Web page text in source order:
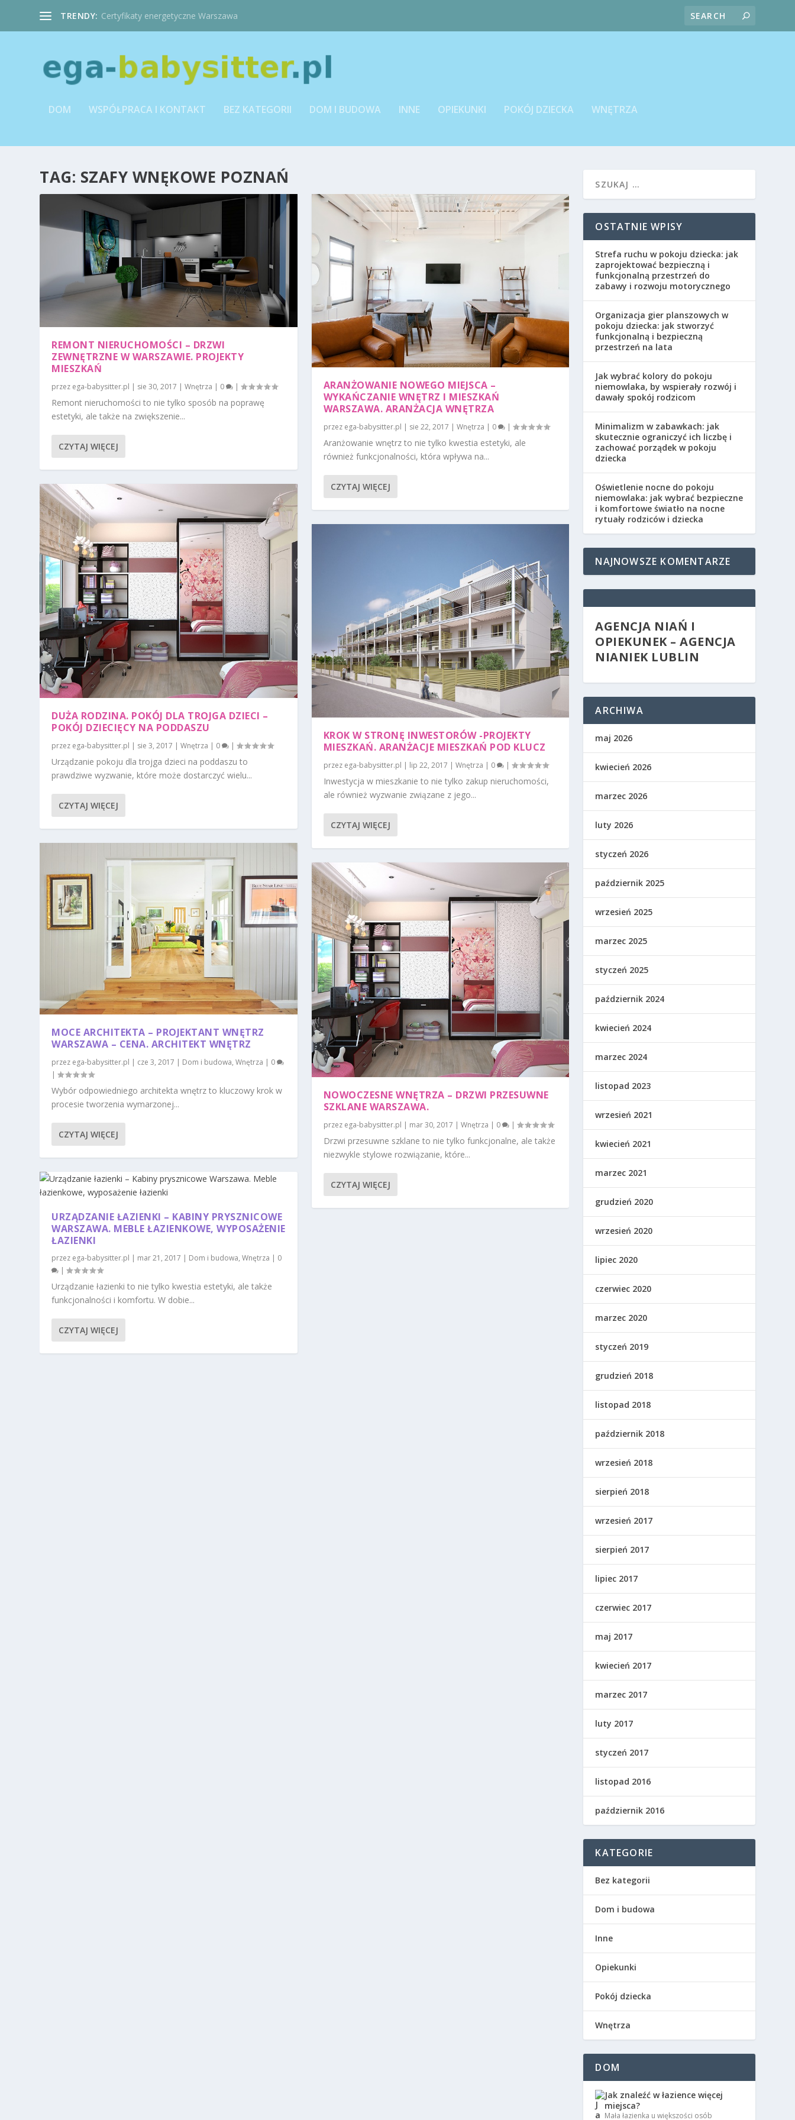
TRENDY: Certyfikaty energetyczne Warszawa
DOM WSPÓŁPRACA I KONTAKT BEZ KATEGORII DOM I BUDOWA INNE OPIEKUNKI POKÓJ DZIECKA WNĘTRZA
TAG: SZAFY WNĘKOWE POZNAŃ
REMONT NIERUCHOMOŚCI – DRZWI
ZEWNĘTRZNE W WARSZAWIE. PROJEKTY
MIESZKAŃ
przez ega-babysitter.pl | sie 30, 2017 |Wnętrza | 0 |
Remont nieruchomości to nie tylko sposób na poprawę
estetyki, ale także na zwiększenie...
CZYTAJ WIĘCEJ
DUŻA RODZINA. POKÓJ DLA TROJGA DZIECI –
POKÓJ DZIECIĘCY NA PODDASZU
przez ega-babysitter.pl | sie 3, 2017 |Wnętrza | 0 |
Urządzanie pokoju dla trojga dzieci na poddaszu to
prawdziwe wyzwanie, które może dostarczyć wielu...
CZYTAJ WIĘCEJ
MOCE ARCHITEKTA – PROJEKTANT WNĘTRZ
WARSZAWA – CENA. ARCHITEKT WNĘTRZ
przez ega-babysitter.pl | cze 3, 2017 | Dom i budowa,Wnętrza | 0
|
Wybór odpowiedniego architekta wnętrz to kluczowy krok w
procesie tworzenia wymarzonej...
CZYTAJ WIĘCEJ
URZĄDZANIE ŁAZIENKI – KABINY PRYSZNICOWE
WARSZAWA. MEBLE ŁAZIENKOWE, WYPOSAŻENIE
ŁAZIENKI
przez ega-babysitter.pl | mar 21, 2017 | Dom i budowa,Wnętrza | 0
|
Urządzanie łazienki to nie tylko kwestia estetyki, ale także
funkcjonalności i komfortu. W dobie...
CZYTAJ WIĘCEJ
ARANŻOWANIE NOWEGO MIEJSCA –
WYKAŃCZANIE WNĘTRZ I MIESZKAŃ
WARSZAWA. ARANŻACJA WNĘTRZA
przez ega-babysitter.pl | sie 22, 2017 | Wnętrza | 0 |
Aranżowanie wnętrz to nie tylko kwestia estetyki, ale
również funkcjonalności, która wpływa na...
CZYTAJ WIĘCEJ
KROK W STRONĘ INWESTORÓW -PROJEKTY
MIESZKAŃ. ARANŻACJE MIESZKAŃ POD KLUCZ
przez ega-babysitter.pl | lip 22, 2017 | Wnętrza | 0 |
Inwestycja w mieszkanie to nie tylko zakup nieruchomości,
ale również wyzwanie związane z jego...
CZYTAJ WIĘCEJ
NOWOCZESNE WNĘTRZA – DRZWI PRZESUWNE
SZKLANE WARSZAWA.
przez ega-babysitter.pl | mar 30, 2017 | Wnętrza | 0 |
Drzwi przesuwne szklane to nie tylko funkcjonalne, ale także
niezwykle stylowe rozwiązanie, które...
CZYTAJ WIĘCEJ
OSTATNIE WPISY
Strefa ruchu w pokoju dziecka: jak
zaprojektować bezpieczną i
funkcjonalną przestrzeń do
zabawy i rozwoju motorycznego
Organizacja gier planszowych w
pokoju dziecka: jak stworzyć
funkcjonalną i bezpieczną
przestrzeń na lata
Jak wybrać kolory do pokoju
niemowlaka, by wspierały rozwój i
dawały spokój rodzicom
Minimalizm w zabawkach: jak
skutecznie ograniczyć ich liczbę i
zachować porządek w pokoju
dziecka
Oświetlenie nocne do pokoju
niemowlaka: jak wybrać bezpieczne
i komfortowe światło na nocne
rytuały rodziców i dziecka
NAJNOWSZE KOMENTARZE
AGENCJA NIAŃ I
OPIEKUNEK – AGENCJA
NIANIEK LUBLIN
ARCHIWA
maj 2026
kwiecień 2026
marzec 2026
luty 2026
styczeń 2026
październik 2025
wrzesień 2025
marzec 2025
styczeń 2025
październik 2024
kwiecień 2024
marzec 2024
listopad 2023
wrzesień 2021
kwiecień 2021
marzec 2021
grudzień 2020
wrzesień 2020
lipiec 2020
czerwiec 2020
marzec 2020
styczeń 2019
grudzień 2018
listopad 2018
październik 2018
wrzesień 2018
sierpień 2018
wrzesień 2017
sierpień 2017
lipiec 2017
czerwiec 2017
maj 2017
kwiecień 2017
marzec 2017
luty 2017
styczeń 2017
listopad 2016
październik 2016
KATEGORIE
Bez kategorii
Dom i budowa
Inne
Opiekunki
Pokój dziecka
Wnętrza
DOM
Jak znaleźć w łazience więcej
miejsca?
Mała łazienka u większości osób